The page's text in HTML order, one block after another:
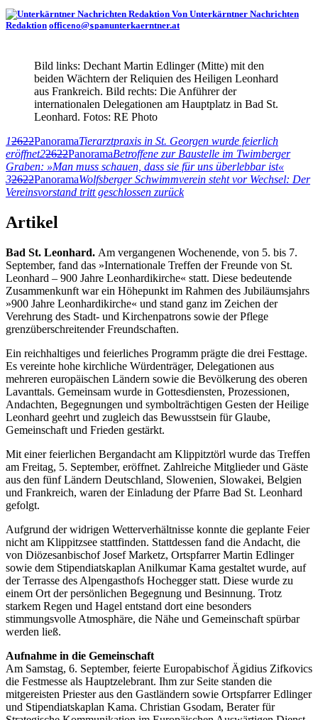
Von Unterkärntner Nachrichten
Redaktion officeno@spamunterkaerntner.at
Bild links: Dechant Martin Edlinger (Mitte) mit den
beiden Wächtern der Reliquien des Heiligen Leonhard
aus Frankreich. Bild rechts: Die Anführer der
internationalen Delegationen am Hauptplatz in Bad St.
Leonhard. Fotos: RE Photo
12622PanoramaTierarztpraxis in St. Georgen wurde feierlich
eröffnet22622PanoramaBetroffene zur Baustelle im Twimberger
Graben: »Man muss schauen, dass sie für uns überlebbar ist«
32622PanoramaWolfsberger Schwimmverein steht vor Wechsel: Der
Vereinsvorstand tritt geschlossen zurück
Artikel
Bad St. Leonhard. Am vergangenen Wochenende, von 5. bis 7.
September, fand das »Internationale Treffen der Freunde von St.
Leonhard – 900 Jahre Leonhardikirche« statt. Diese bedeutende
Zusammenkunft war ein Höhepunkt im Rahmen des Jubiläumsjahrs
»900 Jahre Leonhardikirche« und stand ganz im Zeichen der
Verehrung des Stadt- und Kirchenpatrons sowie der Pflege
grenzüberschreitender Freundschaften.
Ein reichhaltiges und feierliches Programm prägte die drei Festtage.
Es vereinte hohe kirchliche Würdenträger, Delegationen aus
mehreren europäischen Ländern sowie die Bevölkerung des oberen
Lavanttals. Gemeinsam wurde in Gottesdiensten, Prozessionen,
Andachten, Begegnungen und symbolträchtigen Gesten der Heilige
Leonhard geehrt und zugleich das Bewusstsein für Glaube,
Gemeinschaft und Frieden gestärkt.
Mit einer feierlichen Bergandacht am Klippitztörl wurde das Treffen
am Freitag, 5. September, eröffnet. Zahlreiche Mitglieder und Gäste
aus den fünf Ländern Deutschland, Slowenien, Slowakei, Belgien
und Frankreich, waren der Einladung der Pfarre Bad St. Leonhard
gefolgt.
Aufgrund der widrigen Wetterverhältnisse konnte die geplante Feier
nicht am Klippitzsee stattfinden. Stattdessen fand die Andacht, die
von Diözesanbischof Josef Marketz, Ortspfarrer Martin Edlinger
sowie dem Stipendiatskaplan Anilkumar Kama gestaltet wurde, auf
der Terrasse des Alpengasthofs Hochegger statt. Diese wurde zu
einem Ort der persönlichen Begegnung und Besinnung. Trotz
starkem Regen und Hagel entstand dort eine besonders
stimmungsvolle Atmosphäre, die Nähe und Gemeinschaft spürbar
werden ließ.
Aufnahme in die Gemeinschaft
Am Samstag, 6. September, feierte Europabischof Ägidius Zifkovics
die Festmesse als Hauptzelebrant. Ihm zur Seite standen die
mitgereisten Priester aus den Gastländern sowie Ortspfarrer Edlinger
und Stipendiatskaplan Kama. Christian Gsodam, Berater für